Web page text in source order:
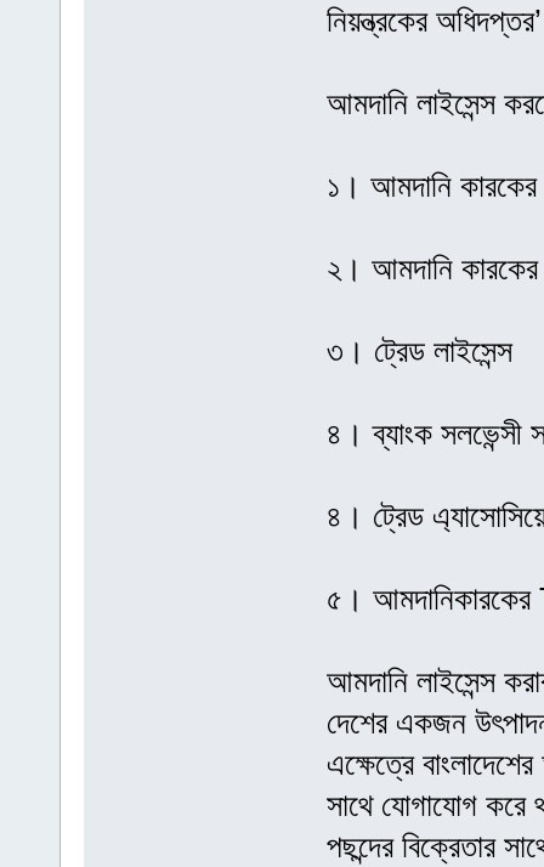
নিয়ন্ত্রকের
আমদানি লাইসেন্স
১। আমদানি কারকের
২। আমদানি
৩। ট্রেড লাইসেন্স
৪। ব্যাংক সলভেন্সী
৪। ট্রেড
৫। আমদানিকারকের
আমদানি লাইসেন্স
দেশের একজন
এক্ষেত্রে
সাথে যোগাযোগ
পছন্দের বিক্রেতার